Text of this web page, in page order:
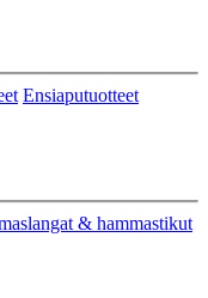
Ensiaputuotteet
& hammastikut